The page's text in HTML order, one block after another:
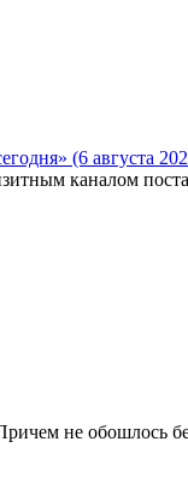
(6 августа
каналом
не